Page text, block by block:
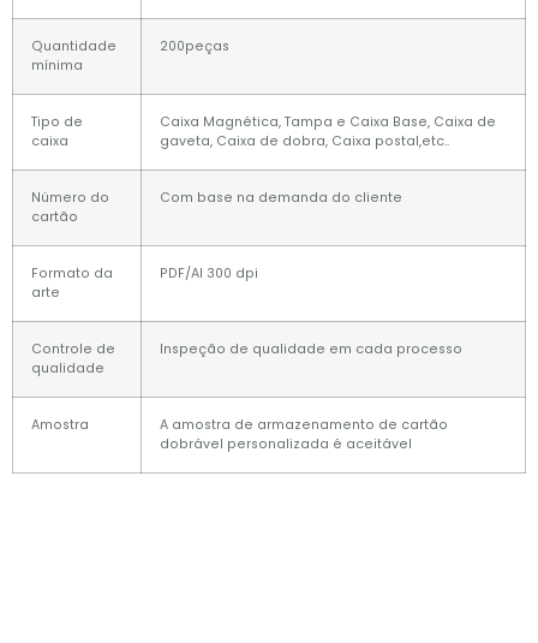
Quantidade
mínima
200peças
Tipo de
caixa
Caixa Magnética, Tampa e Caixa Base, Caixa de
gaveta, Caixa de dobra, Caixa postal,etc..
Número do
cartão
Com base na demanda do cliente
Formato da
arte
PDF/AI 300 dpi
Controle de
qualidade
Inspeção de qualidade em cada processo
Amostra
A amostra de armazenamento de cartão
dobrável personalizada é aceitável